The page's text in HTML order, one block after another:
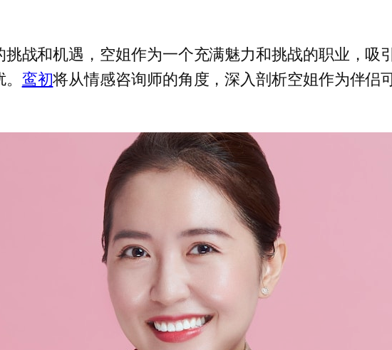
战和机遇，空姐作为一个充满魅力和挑战的职业，吸
鸾初将从情感咨询师的角度，深入剖析空姐作为伴侣